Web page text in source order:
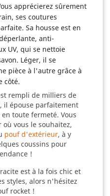
apprécierez sûrement
ses coutures
Sa housse est en
anti-
UV, qui se nettoie
Léger, il se
pièce à l'autre grâce à
côté.
rempli de milliers de
il épouse parfaitement
toute fermeté. Vous
vous le souhaitez,
pouf d'extérieur, à y
coussins pour
!
est à la fois chic et
styles, alors n'hésitez
rocket !